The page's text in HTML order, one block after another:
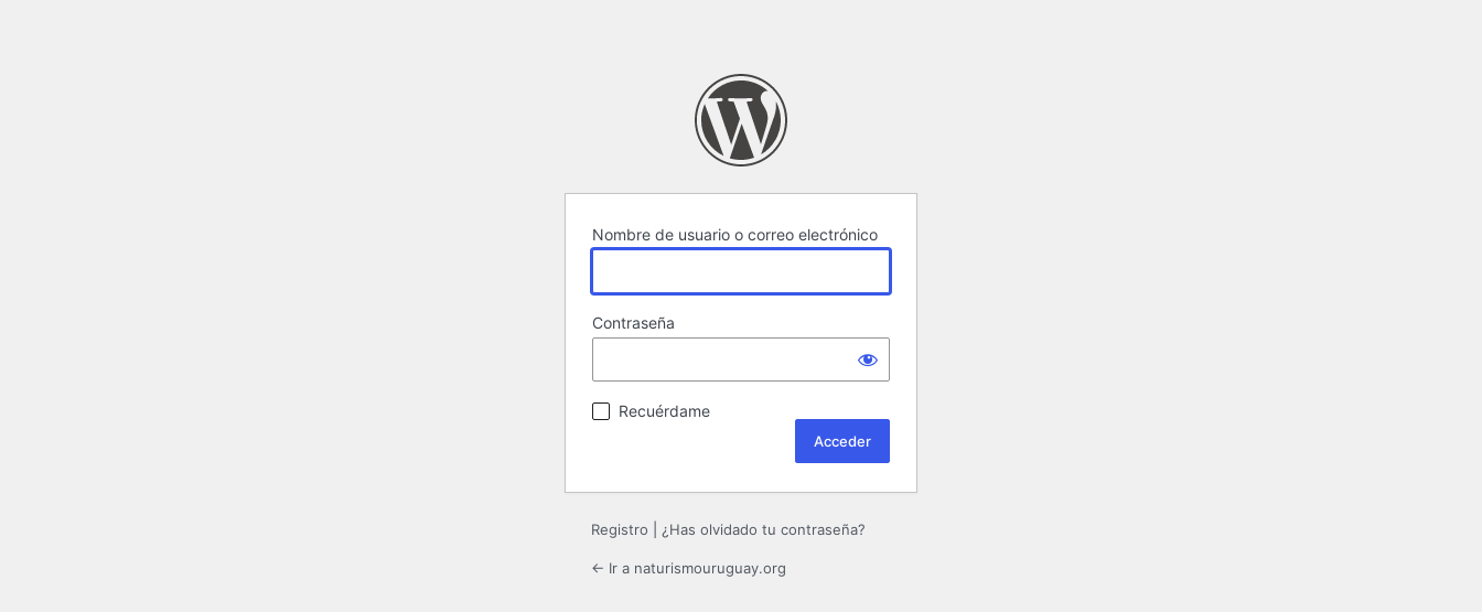
Nombre de usuario o correo electrónico
Contraseña
Recuérdame
Registro ¿Has olvidado tu contraseña?
← Ir a naturismouruguay.org